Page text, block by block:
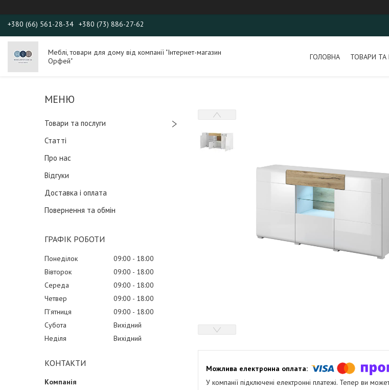
+380 (66) 561-28-34 +380 (73) 886-27-62
Меблі, товари для дому від компанії "Інтернет-магазин
Орфей"
ГОЛОВНА ТОВАРИ ТА
Товари та послуги
Статті
Про нас
Відгуки
Доставка і оплата
Повернення та обмін
ГРАФІК РОБОТИ
Понеділок 09:00
18:00
Вівторок
09:00
18:00
Середа
09:00
18:00
Четвер
09:00
18:00
Пʼятниця
09:00
18:00
Субота
Вихідний
Неділя
Вихідний
КОНТАКТИ
У компанії підключені електронні платежі. Тепер ви